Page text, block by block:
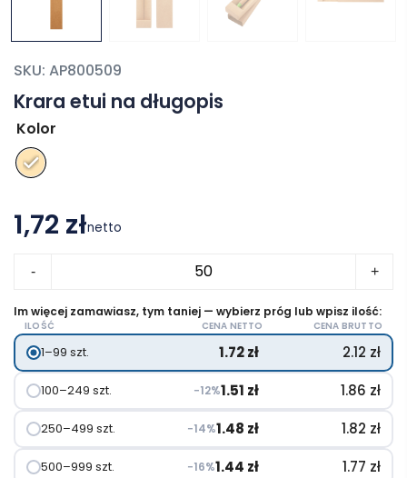
Krara etui na długopis
SKU: AP800509
Kolor
1,72 złnetto
-
etui
na
długopis
+
Im więcej zamawiasz, tym taniej — wybierz próg lub wpisz ilość:
ILOŚĆ CENA NETTO CENA BRUTTO
1–99 szt. 1.72zł 2.12 zł
100–249 szt. −12%1.51 zł 1.86 zł
250–499 szt. −14%1.48 zł 1.82 zł
500–999 szt. −16%1.44 zł 1.77 zł